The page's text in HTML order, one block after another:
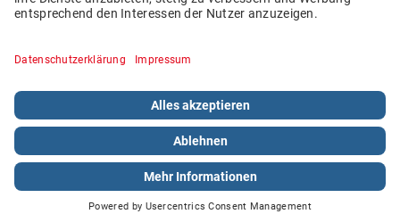
Bau von Wildbienennisthilfen
Schülerjobs
© 2026 Böttcher Datentechnik GmbH.